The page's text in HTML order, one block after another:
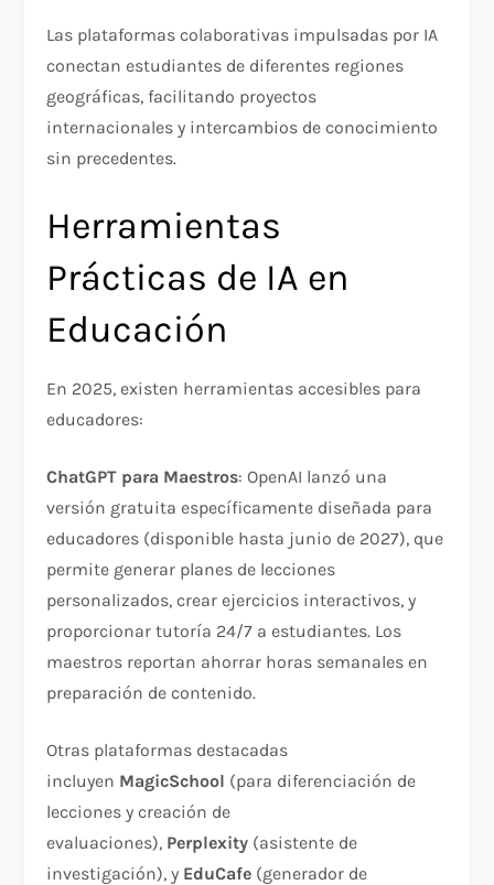
Las plataformas colaborativas impulsadas por IA
conectan estudiantes de diferentes regiones
geográficas, facilitando proyectos
internacionales y intercambios de conocimiento
sin precedentes.​
Herramientas
Prácticas de IA en
Educación
En 2025, existen herramientas accesibles para
educadores:
ChatGPT para Maestros: OpenAI lanzó una
versión gratuita específicamente diseñada para
educadores (disponible hasta junio de 2027), que
permite generar planes de lecciones
personalizados, crear ejercicios interactivos, y
proporcionar tutoría 24/7 a estudiantes. Los
maestros reportan ahorrar horas semanales en
preparación de contenido.​
Otras plataformas destacadas
incluyen MagicSchool (para diferenciación de
lecciones y creación de
evaluaciones), Perplexity (asistente de
investigación), y EduCafe (generador de